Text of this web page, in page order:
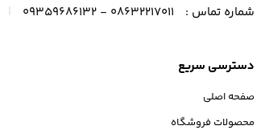
شماره تماس : 08632217011 - 09359686132
دسترسی سریع
صفحه اصلی
محصولات فروشگاه